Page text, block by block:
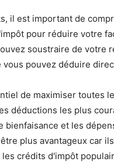
il est important de
pour réduire votre
soustraire de votre
pouvez déduire
de maximiser toutes
déductions les plus
et les
plus avantageux car
crédits d'impôt